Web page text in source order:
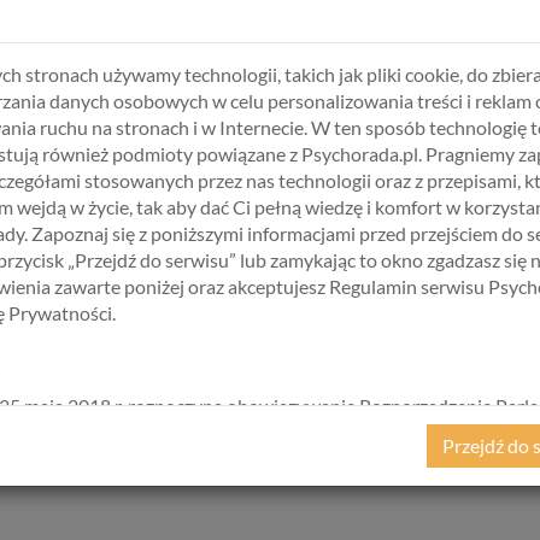
ci na czymś zależy, to
(badania Julii Belyavsky Bayuk z University of Delaware oraz
stronach używamy technologii, takich jak pliki cookie, do
danych osobowych w celu personalizowania treści i reklam
ruchu na stronach i w Internecie. W ten sposób technologię
również podmioty powiązane z Psychorada.pl. Pragniemy
stosowanych przez nas technologii oraz z przepisami,
wejdą w życie, tak aby dać Ci pełną wiedzę i komfort w
Zapoznaj się z poniższymi informacjami przed przejściem do
„Przejdź do serwisu” lub zamykając to okno zgadzasz się
zawarte poniżej oraz akceptujesz Regulamin serwisu
Prywatności.
maja 2018 r. rozpoczyna obowiązywanie Rozporządzenie
i Rady (UE) 2016/679 z dnia 27 kwietnia 2016 r. w sprawie
w związku z przetwarzaniem danych osobowych i w
przepływu takich danych oraz uchylenia dyrektywy 95/46/
Przejdź do